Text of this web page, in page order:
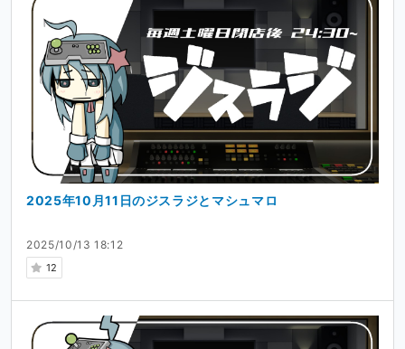
2025/10/13 18:12
12
2025年10月11日のジスラジとマシュマロ